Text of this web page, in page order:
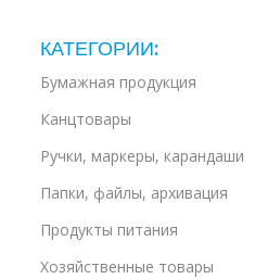
КАТЕГОРИИ:
Бумажная продукция
Канцтовары
Ручки, маркеры, карандаши
Папки, файлы, архивация
Продукты питания
Хозяйственные товары